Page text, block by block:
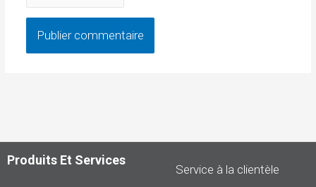
Produits Et Services
Service à la clientèle